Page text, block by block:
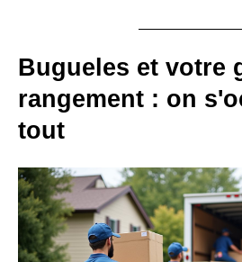
Bugueles et votre
rangement : on
tout